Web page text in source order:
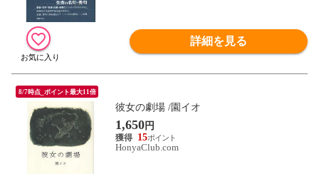
詳細を見る
8/7時点_ポイント最大11倍
彼女の劇場 /園イオ
1,650円
15
HonyaClub.com